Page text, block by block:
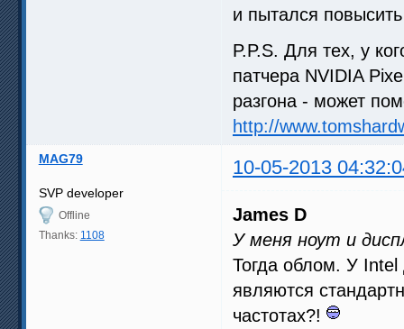
и пытался
P.P.S. Для тех, у
патчера NVIDIA
разгона - может
http://
MAG79 10-05-2013
SVP developer
Offline
Thanks: 1108
James D
У меня ноут и
Тогда облом. У
являются
частотах?!